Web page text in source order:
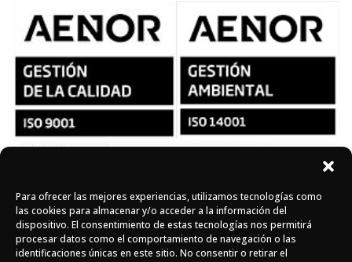
Para ofrecer las mejores experiencias, utilizamos tecnologías como
las cookies para almacenar y/o acceder a la información del
dispositivo. El consentimiento de estas tecnologías nos permitirá
procesar datos como el comportamiento de navegación o las
identificaciones únicas en este sitio. No consentir o retirar el
Síguenos en redes